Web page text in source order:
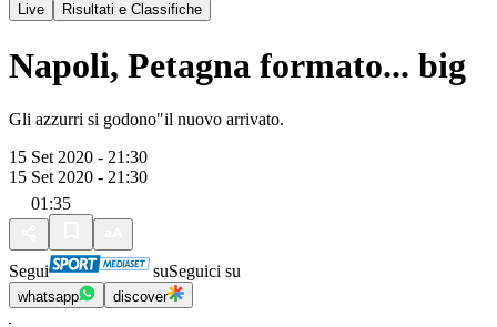
Live
Risultati e Classifiche
Napoli, Petagna formato... big
Gli azzurri si godono"il nuovo arrivato.
15 Set 2020 - 21:30
15 Set 2020 - 21:30
01:35
Segui suSeguici su
whatsapp discover